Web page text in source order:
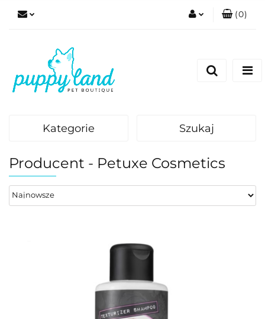
(0)
Kategorie Szukaj
Producent - Petuxe Cosmetics